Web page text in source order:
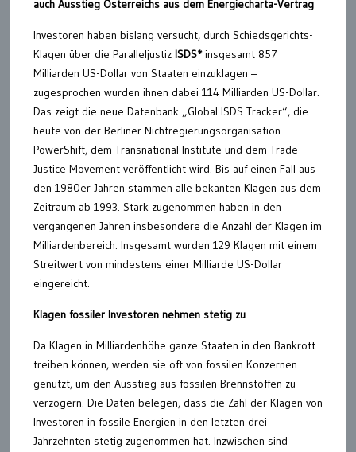
auch Ausstieg Österreichs aus dem Energiecharta-Vertrag
Investoren haben bislang versucht, durch Schiedsgerichts-
Klagen über die Paralleljustiz ISDS*insgesamt 857
Milliarden US-Dollar von Staaten einzuklagen –
zugesprochen wurden ihnen dabei 114 Milliarden US-Dollar.
Das zeigt die neue Datenbank „Global ISDS Tracker“, die
heute von der Berliner Nichtregierungsorganisation
PowerShift, dem Transnational Institute und dem Trade
Justice Movement veröffentlicht wird. Bis auf einen Fall aus
den 1980er Jahren stammen alle bekanten Klagen aus dem
Zeitraum ab 1993. Stark zugenommen haben in den
vergangenen Jahren insbesondere die Anzahl der Klagen im
Milliardenbereich. Insgesamt wurden 129 Klagen mit einem
Streitwert von mindestens einer Milliarde US-Dollar
eingereicht.
Klagen fossiler Investoren nehmen stetig zu
Da Klagen in Milliardenhöhe ganze Staaten in den Bankrott
treiben können, werden sie oft von fossilen Konzernen
genutzt, um den Ausstieg aus fossilen Brennstoffen zu
verzögern. Die Daten belegen, dass die Zahl der Klagen von
Investoren in fossile Energien in den letzten drei
Jahrzehnten stetig zugenommen hat. Inzwischen sind